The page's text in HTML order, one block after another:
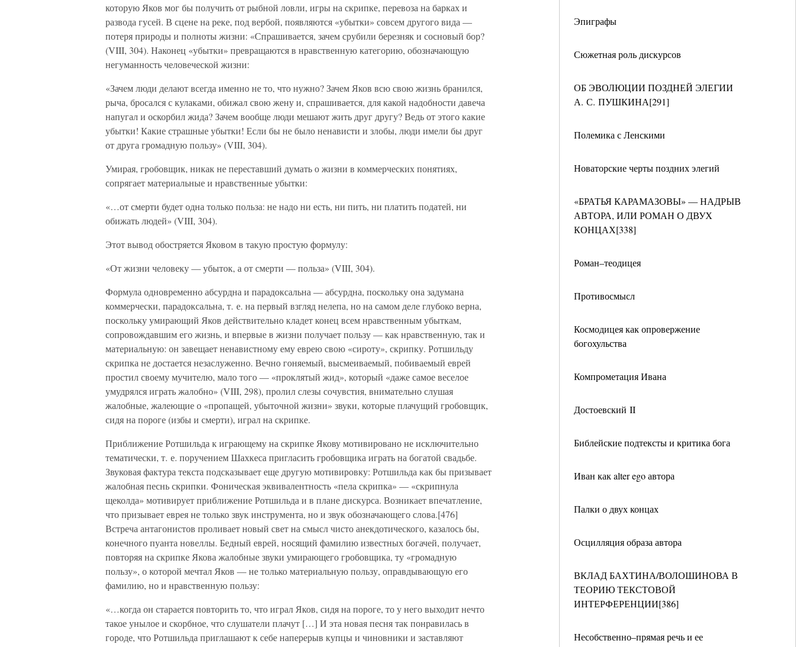
Эпиграфы
Сюжетная роль дискурсов
ОБ ЭВОЛЮЦИИ ПОЗДНЕЙ ЭЛЕГИИ
А. С. ПУШКИНА[291]
Полемика с Ленскими
Новаторские черты поздних элегий
«БРАТЬЯ КАРАМАЗОВЫ» — НАДРЫВ
АВТОРА, ИЛИ РОМАН О ДВУХ
КОНЦАХ[338]
Роман–теодицея
Противосмысл
Космодицея как опровержение
богохульства
Компрометация Ивана
Достоевский II
Библейские подтексты и критика бога
Иван как alter ego автора
Палки о двух концах
Осцилляция образа автора
ВКЛАД БАХТИНА/ВОЛОШИНОВА В
ТЕОРИЮ ТЕКСТОВОЙ
ИНТЕРФЕРЕНЦИИ[386]
Несобственно–прямая речь и ее
которую Яков мог бы получить от рыбной ловли, игры на скрипке, перевоза на барках и
развода гусей. В сцене на реке, под вербой, появляются «убытки» совсем другого вида —
потеря природы и полноты жизни: «Спрашивается, зачем срубили березняк и сосновый бор?
(VIII, 304). Наконец «убытки» превращаются в нравственную категорию, обозначающую
негуманность человеческой жизни:
«Зачем люди делают всегда именно не то, что нужно? Зачем Яков всю свою жизнь бранился,
рыча, бросался с кулаками, обижал свою жену и, спрашивается, для какой надобности давеча
напугал и оскорбил жида? Зачем вообще люди мешают жить друг другу? Ведь от этого какие
убытки! Какие страшные убытки! Если бы не было ненависти и злобы, люди имели бы друг
от друга громадную пользу» (VIII, 304).
Умирая, гробовщик, никак не переставший думать о жизни в коммерческих понятиях,
сопрягает материальные и нравственные убытки:
«…от смерти будет одна только польза: не надо ни есть, ни пить, ни платить податей, ни
обижать людей» (VIII, 304).
Этот вывод обостряется Яковом в такую простую формулу:
«От жизни человеку — убыток, а от смерти — польза» (VIII, 304).
Формула одновременно абсурдна и парадоксальна — абсурдна, поскольку она задумана
коммерчески, парадоксальна, т. е. на первый взгляд нелепа, но на самом деле глубоко верна,
поскольку умирающий Яков действительно кладет конец всем нравственным убыткам,
сопровождавшим его жизнь, и впервые в жизни получает пользу — как нравственную, так и
материальную: он завещает ненавистному ему еврею свою «сироту», скрипку. Ротшильду
скрипка не достается незаслуженно. Вечно гоняемый, высмеиваемый, побиваемый еврей
простил своему мучителю, мало того — «проклятый жид», который «даже самое веселое
умудрялся играть жалобно» (VIII, 298), пролил слезы сочувстия, внимательно слушая
жалобные, жалеющие о «пропащей, убыточной жизни» звуки, которые плачущий гробовщик,
сидя на пороге (избы и смерти), играл на скрипке.
Приближение Ротшильда к играющему на скрипке Якову мотивировано не исключительно
тематически, т. е. поручением Шахкеса пригласить гробовщика играть на богатой свадьбе.
Звуковая фактура текста подсказывает еще другую мотивировку: Ротшильда как бы призывает
жалобная песнь скрипки. Фоническая эквивалентность «пела скрипка» — «скрипнула
щеколда» мотивирует приближение Ротшильда и в плане дискурса. Возникает впечатление,
что призывает еврея не только звук инструмента, но и звук обозначающего слова.[476]
Встреча антагонистов проливает новый свет на смысл чисто анекдотического, казалось бы,
конечного пуанта новеллы. Бедный еврей, носящий фамилию известных богачей, получает,
повторяя на скрипке Якова жалобные звуки умирающего гробовщика, ту «громадную
пользу», о которой мечтал Яков — не только материальную пользу, оправдывающую его
фамилию, но и нравственную пользу:
«…когда он старается повторить то, что играл Яков, сидя на пороге, то у него выходит нечто
такое унылое и скорбное, что слушатели плачут […] И эта новая песня так понравилась в
городе, что Ротшильда приглашают к себе наперерыв купцы и чиновники и заставляют